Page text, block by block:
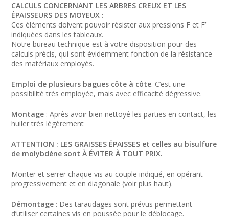
CALCULS CONCERNANT LES ARBRES CREUX ET LES
ÉPAISSEURS DES MOYEUX :
Ces éléments doivent pouvoir résister aux pressions F et F’
indiquées dans les tableaux.
Notre bureau technique est à votre disposition pour des
calculs précis, qui sont évidemment fonction de la résistance
des matériaux employés.
Emploi de plusieurs bagues côte à côte. C’est une
possibilité très employée, mais avec efficacité dégressive.
Montage : Après avoir bien nettoyé les parties en contact, les
huiler très légèrement
ATTENTION : LES GRAISSES ÉPAISSES et celles au bisulfure
de molybdène sont À ÉVITER À TOUT PRIX.
Monter et serrer chaque vis au couple indiqué, en opérant
progressivement et en diagonale (voir plus haut).
Démontage : Des taraudages sont prévus permettant
d’utiliser certaines vis en poussée pour le déblocage.